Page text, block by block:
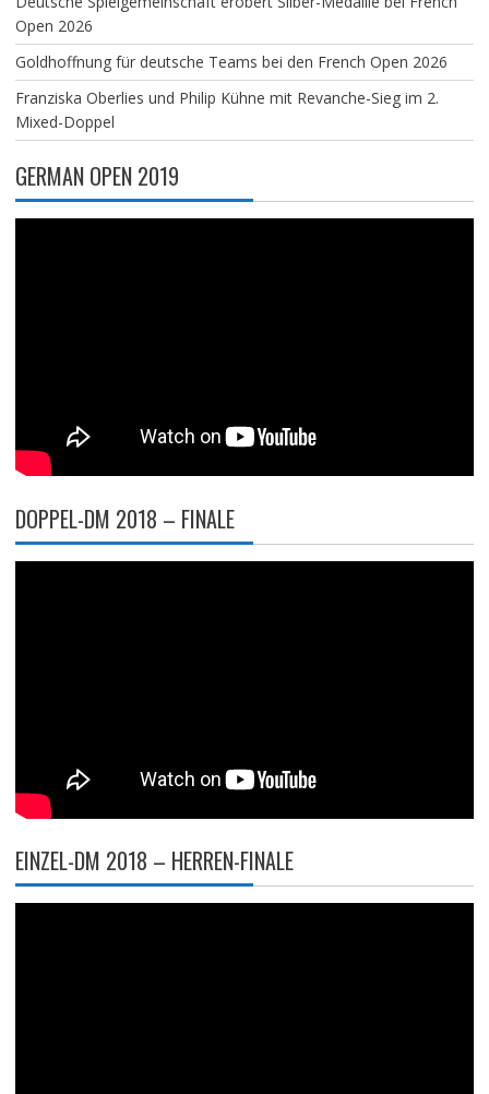
Open 2026
Goldhoffnung für deutsche Teams bei den French Open 2026
Franziska Oberlies und Philip Kühne mit Revanche-Sieg im 2.
Mixed-Doppel
GERMAN OPEN 2019
DOPPEL-DM 2018 – FINALE
EINZEL-DM 2018 – HERREN-FINALE